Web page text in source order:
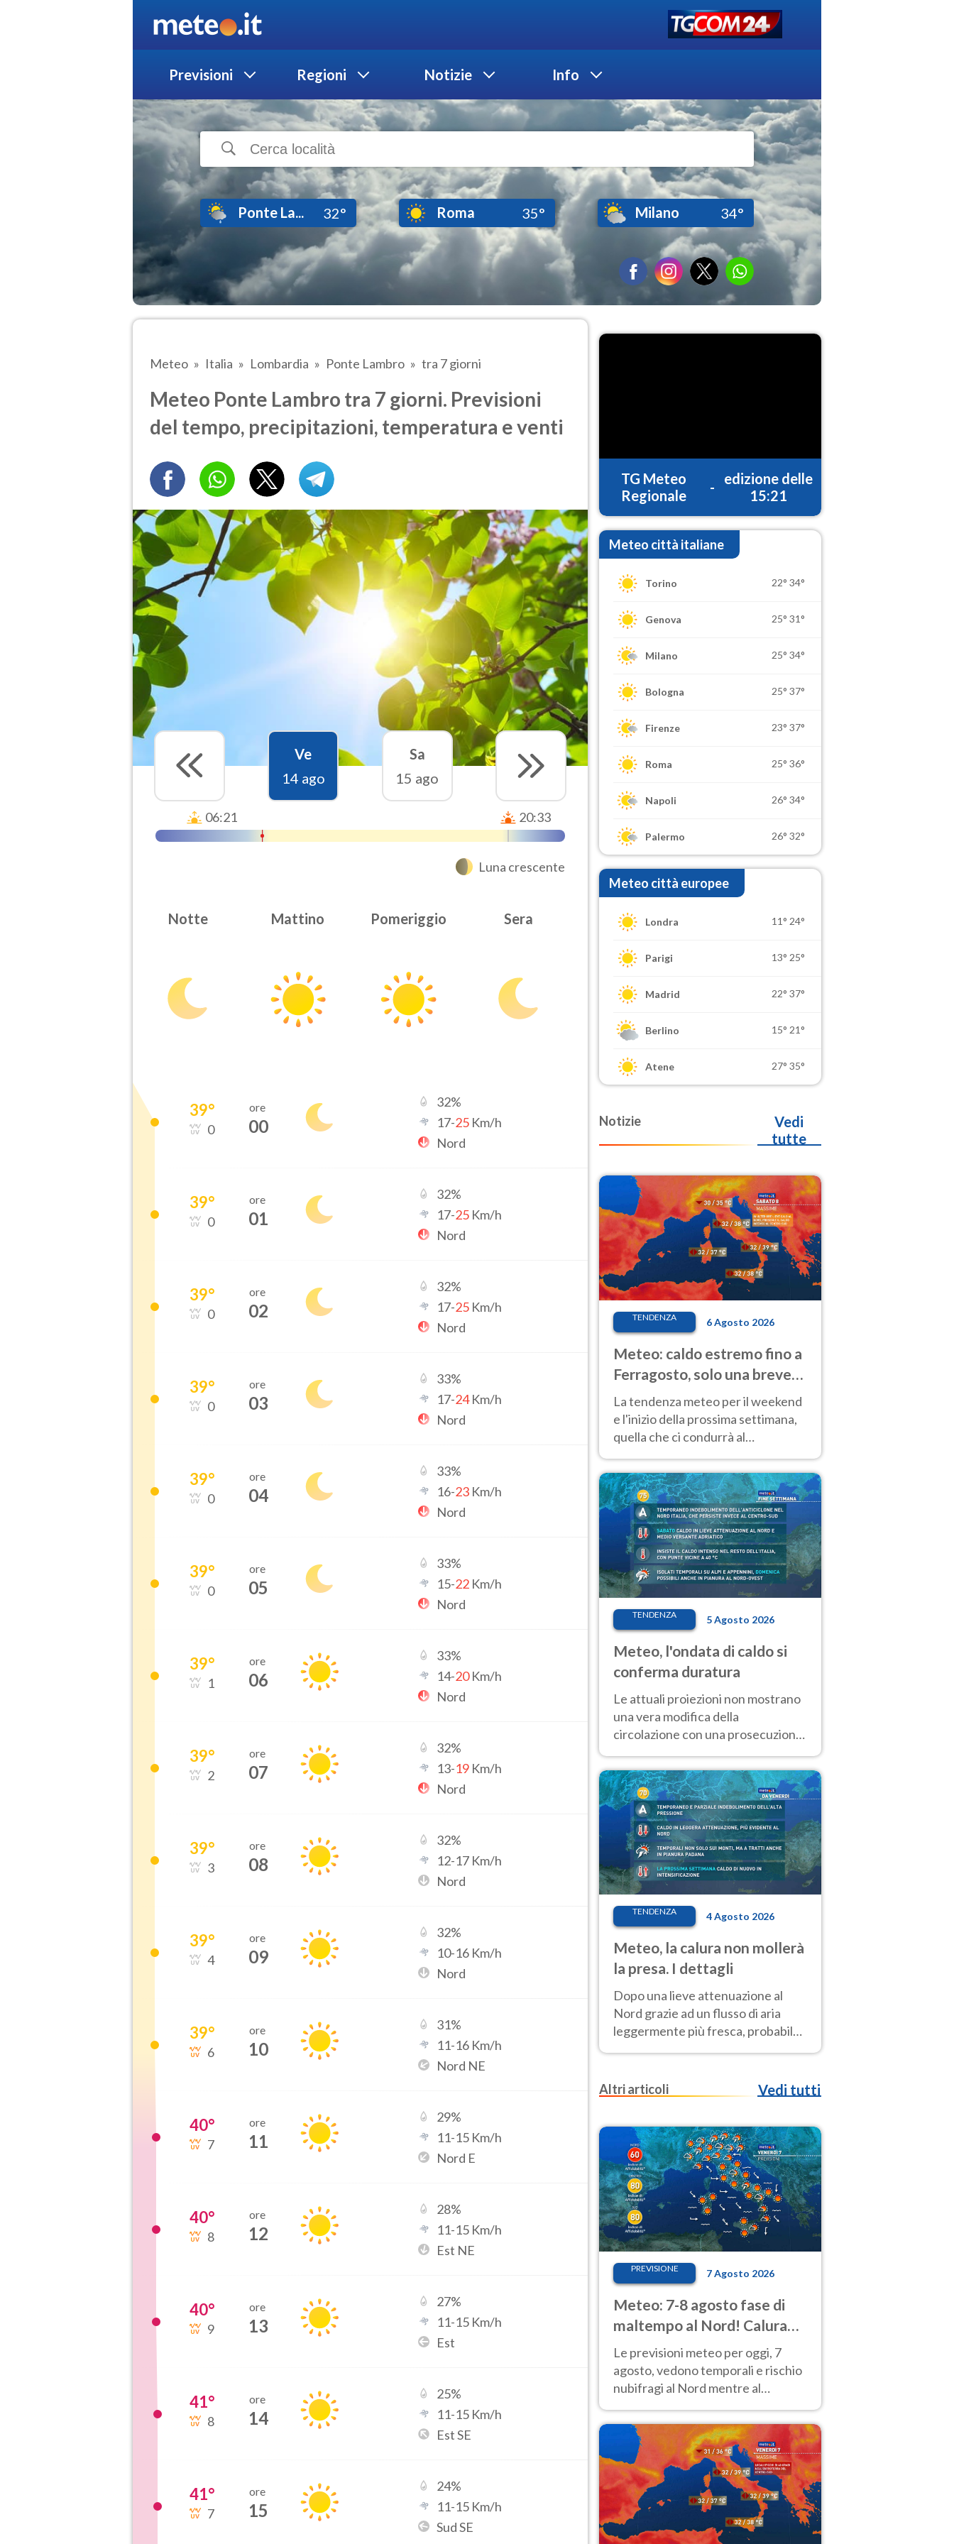
Previsioni Regioni Notizie Info
Ponte La... 32° Roma 35° Milano 34°
Meteo Italia Lombardia Ponte Lambro tra 7 giorni
Meteo Ponte Lambro tra 7 giorni. Previsioni
del tempo, precipitazioni, temperatura e venti
Ve
14 ago
Sa
15 ago
06:21 20:33
Luna crescente
Notte Mattino Pomeriggio Sera
39°
0
ore
00
32%
17-25 Km/h
Nord
39°
0
ore
01
32%
17-25 Km/h
Nord
39°
0
ore
02
32%
17-25 Km/h
Nord
39°
0
ore
03
33%
17-24Km/h
Nord
39°
0
ore
04
33%
16-23 Km/h
Nord
39°
0
ore
05
33%
15-22 Km/h
Nord
39°
1
ore
06
33%
14-20Km/h
Nord
39°
2
ore
07
32%
13-19 Km/h
Nord
39°
3
ore
08
32%
12-17 Km/h
Nord
39°
4
ore
09
32%
10-16 Km/h
Nord
39°
6
ore
10
31%
11-16 Km/h
Nord NE
40°
7
ore
11
29%
11-15 Km/h
Nord E
40°
8
ore
12
28%
11-15 Km/h
Est NE
40°
9
ore
13
27%
11-15 Km/h
Est
41°
8
ore
14
25%
11-15 Km/h
Est SE
41°
7
ore
15
24%
11-15 Km/h
Sud SE
TG Meteo
Regionale
-
edizione delle
15:21
Meteo città italiane
Torino 22° 34°
Genova 25° 31°
Milano 25° 34°
Bologna 25° 37°
Firenze 23° 37°
Roma 25° 36°
Napoli 26° 34°
Palermo 26° 32°
Meteo città europee
Londra 11° 24°
Parigi 13° 25°
Madrid 22° 37°
Berlino 15° 21°
Atene 27° 35°
Notizie
Vedi
tutte
TENDENZA 6 Agosto 2026
Meteo: caldo estremo fino a
Ferragosto, solo una breve
pausa. Ecco dove
La tendenza meteo per il weekend
e l'inizio della prossima settimana,
quella che ci condurrà al
temperature molto elevate
TENDENZA 5 Agosto 2026
Meteo, l'ondata di caldo si
conferma duratura
Le attuali proiezioni non mostrano
una vera modifica della
circolazione con una prosecuzione
giorni, compresa la settimana di
Ferragosto
TENDENZA 4 Agosto 2026
Meteo, la calura non mollerà
la presa. I dettagli
Dopo una lieve attenuazione al
Nord grazie ad un flusso di aria
leggermente più fresca, probabile
nuovo rinforzo dell’anticiclone
Altri articoli
Vedi tutti
PREVISIONE 7 Agosto 2026
Meteo: 7-8 agosto fase di
maltempo al Nord! Calura
fino a Ferragosto
Le previsioni meteo per oggi, 7
agosto, vedono temporali e rischio
nubifragi al Nord mentre al
molto intenso.